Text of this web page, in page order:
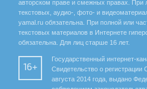
авторском праве и смежных правах. При
текстовых, аудио-, фото- и
yamal.ru обязательна. При полной или
текстовых материалов в Интернете
обязательна. Для лиц старше 16 лет.
16+
Государственный интернет-
Свидетельство о
августа 2014 года, выдано